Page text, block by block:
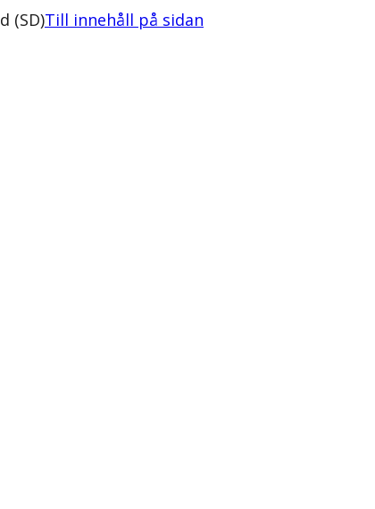
(SD)Till innehåll på sidan